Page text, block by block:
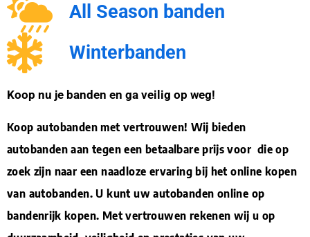
All Season banden
Winterbanden
Koop nu je banden en ga veilig op weg!
Koop autobanden met vertrouwen! Wij bieden
autobanden aan tegen een betaalbare prijs voor die op
zoek zijn naar een naadloze ervaring bij het online kopen
van autobanden. U kunt uw autobanden online op
bandenrijk kopen. Met vertrouwen rekenen wij u op